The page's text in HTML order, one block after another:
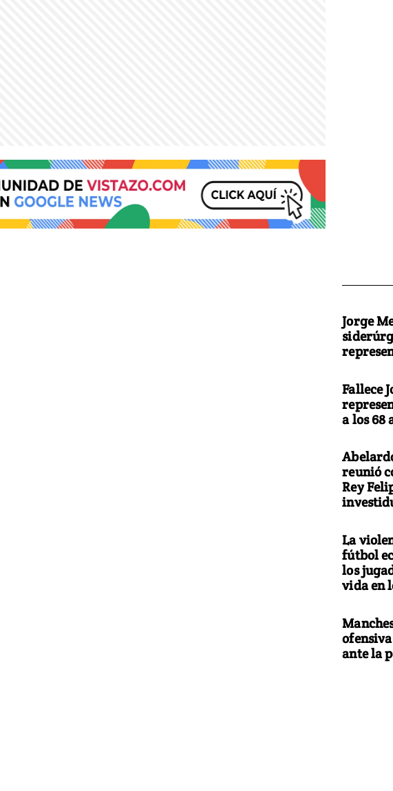
Jorge
Fallece
a los 68
reunió
Rey
La
fútbol
los
vida en
ante la